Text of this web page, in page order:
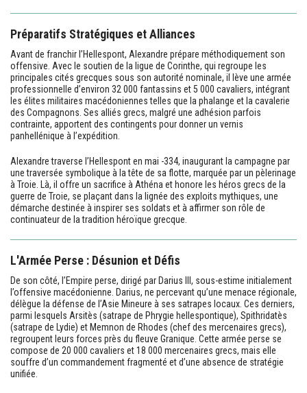
Préparatifs Stratégiques et Alliances
Avant de franchir l’Hellespont, Alexandre prépare méthodiquement son
offensive. Avec le soutien de la ligue de Corinthe, qui regroupe les
principales cités grecques sous son autorité nominale, il lève une armée
professionnelle d’environ 32 000 fantassins et 5 000 cavaliers, intégrant
les élites militaires macédoniennes telles que la phalange et la cavalerie
des Compagnons. Ses alliés grecs, malgré une adhésion parfois
contrainte, apportent des contingents pour donner un vernis
panhellénique à l’expédition.
Alexandre traverse l’Hellespont en mai -334, inaugurant la campagne par
une traversée symbolique à la tête de sa flotte, marquée par un pèlerinage
à Troie. Là, il offre un sacrifice à Athéna et honore les héros grecs de la
guerre de Troie, se plaçant dans la lignée des exploits mythiques, une
démarche destinée à inspirer ses soldats et à affirmer son rôle de
continuateur de la tradition héroïque grecque.
L'Armée Perse : Désunion et Défis
De son côté, l’Empire perse, dirigé par Darius III, sous-estime initialement
l’offensive macédonienne. Darius, ne percevant qu’une menace régionale,
délègue la défense de l’Asie Mineure à ses satrapes locaux. Ces derniers,
parmi lesquels Arsitès (satrape de Phrygie hellespontique), Spithridatès
(satrape de Lydie) et Memnon de Rhodes (chef des mercenaires grecs),
regroupent leurs forces près du fleuve Granique. Cette armée perse se
compose de 20 000 cavaliers et 18 000 mercenaires grecs, mais elle
souffre d’un commandement fragmenté et d’une absence de stratégie
unifiée.